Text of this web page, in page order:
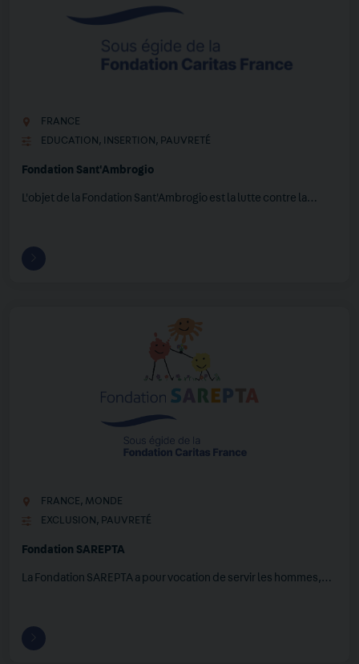
FRANCE
EDUCATION , INSERTION , PAUVRETÉ
Fondation Sant'Ambrogio
L'objet de la Fondation Sant'Ambrogio est la lutte contre la…
FRANCE, MONDE
EXCLUSION , PAUVRETÉ
Fondation SAREPTA
La Fondation SAREPTA a pour vocation de servir les hommes,…